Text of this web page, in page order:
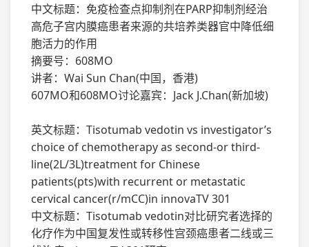
中文标题：免疫检查点抑制剂在PARP抑制剂经治
高危子宫内膜癌患者来源的共培养类器官中降低细
胞活力的作用
摘要号：608MO
讲者：Wai Sun Chan(中国，香港)
607MO和608MO讨论嘉宾：Jack J.Chan(新加坡)
英文标题：Tisotumab vedotin vs investigator’s
choice of chemotherapy as second-or third-
line(2L/3L)treatment for Chinese
patients(pts)with recurrent or metastatic
cervical cancer(r/mCC)in innovaTV 301
中文标题：Tisotumab vedotin对比研究者选择的
化疗作为中国复发性或转移性宫颈癌患者二线或三